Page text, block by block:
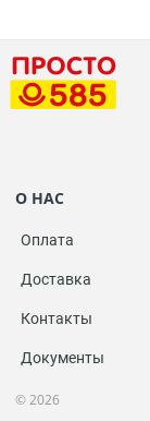
О НАС
Оплата
Доставка
Контакты
Документы
© 2026